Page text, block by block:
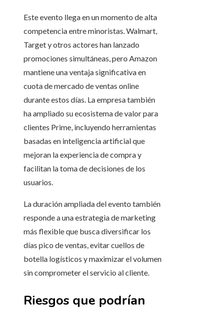
Este evento llega en un momento de alta
competencia entre minoristas. Walmart,
Target y otros actores han lanzado
promociones simultáneas, pero Amazon
mantiene una ventaja significativa en
cuota de mercado de ventas online
durante estos días. La empresa también
ha ampliado su ecosistema de valor para
clientes Prime, incluyendo herramientas
basadas en inteligencia artificial que
mejoran la experiencia de compra y
facilitan la toma de decisiones de los
usuarios.
La duración ampliada del evento también
responde a una estrategia de marketing
más flexible que busca diversificar los
días pico de ventas, evitar cuellos de
botella logísticos y maximizar el volumen
sin comprometer el servicio al cliente.
Riesgos que podrían